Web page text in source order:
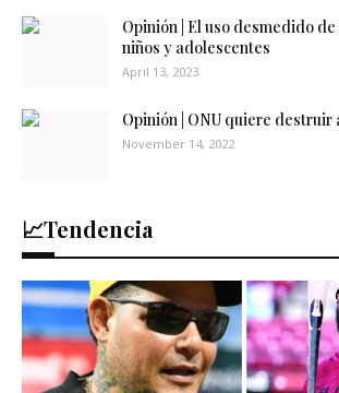
Opinión | El uso desmedido
niños y adolescentes
April 13, 2023
Opinión | ONU quiere destruir
November 14, 2022
📈Tendencia